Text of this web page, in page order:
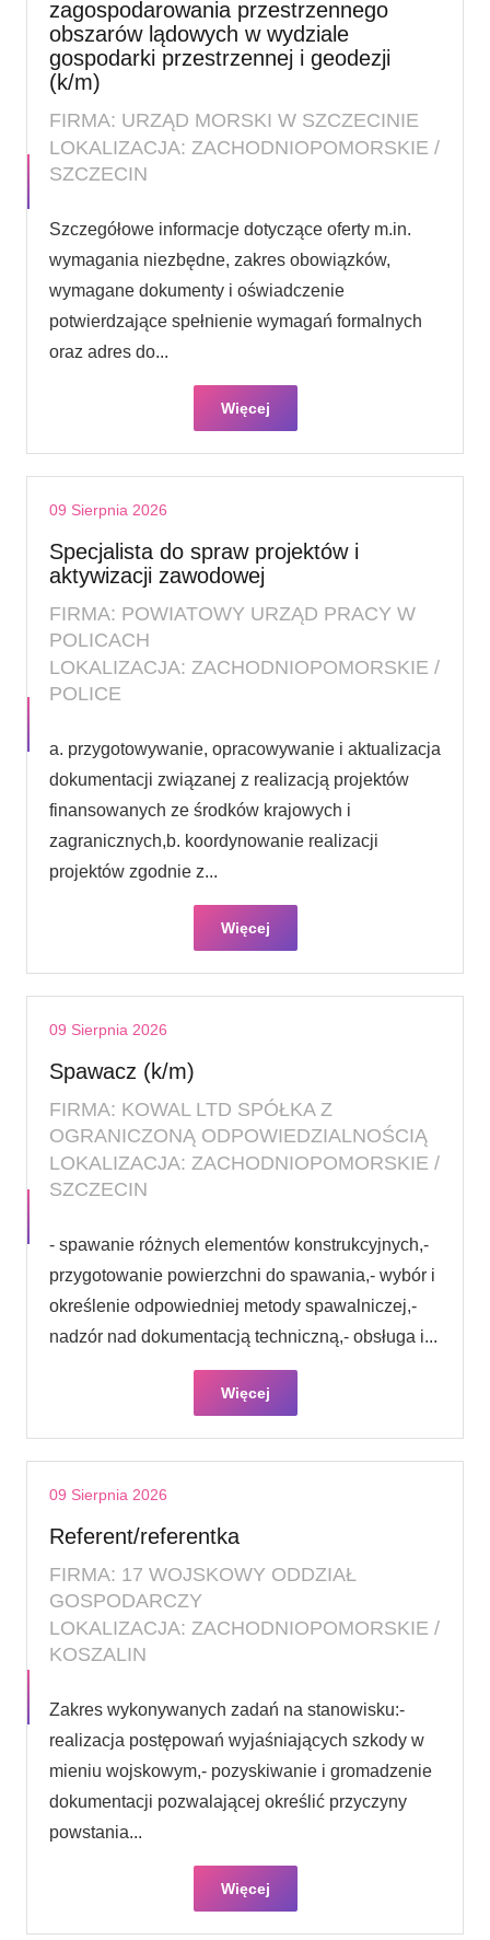
zagospodarowania przestrzennego
obszarów lądowych w wydziale
gospodarki przestrzennej i geodezji
(k/m)
FIRMA: URZĄD MORSKI W SZCZECINIE
LOKALIZACJA: ZACHODNIOPOMORSKIE /
SZCZECIN
Szczegółowe informacje dotyczące oferty m.in.
wymagania niezbędne, zakres obowiązków,
wymagane dokumenty i oświadczenie
potwierdzające spełnienie wymagań formalnych
oraz adres do...
Więcej
09 Sierpnia 2026
Specjalista do spraw projektów i
aktywizacji zawodowej
FIRMA: POWIATOWY URZĄD PRACY W
POLICACH
LOKALIZACJA: ZACHODNIOPOMORSKIE /
POLICE
a. przygotowywanie, opracowywanie i aktualizacja
dokumentacji związanej z realizacją projektów
finansowanych ze środków krajowych i
zagranicznych,b. koordynowanie realizacji
projektów zgodnie z...
Więcej
09 Sierpnia 2026
Spawacz (k/m)
FIRMA: KOWAL LTD SPÓŁKA Z
OGRANICZONĄ ODPOWIEDZIALNOŚCIĄ
LOKALIZACJA: ZACHODNIOPOMORSKIE /
SZCZECIN
- spawanie różnych elementów konstrukcyjnych,-
przygotowanie powierzchni do spawania,- wybór i
określenie odpowiedniej metody spawalniczej,-
nadzór nad dokumentacją techniczną,- obsługa i...
Więcej
09 Sierpnia 2026
Referent/referentka
FIRMA: 17 WOJSKOWY ODDZIAŁ
GOSPODARCZY
LOKALIZACJA: ZACHODNIOPOMORSKIE /
KOSZALIN
Zakres wykonywanych zadań na stanowisku:-
realizacja postępowań wyjaśniających szkody w
mieniu wojskowym,- pozyskiwanie i gromadzenie
dokumentacji pozwalającej określić przyczyny
powstania...
Więcej